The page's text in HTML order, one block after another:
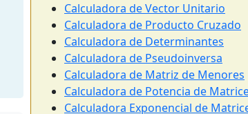
Calculadora de Vector Unitario
Calculadora de Producto Cruzado
Calculadora de Determinantes
Calculadora de Pseudoinversa
Calculadora de Matriz de Menores
Calculadora de Potencia de
Calculadora Exponencial de